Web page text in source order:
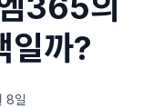
일까?
8일